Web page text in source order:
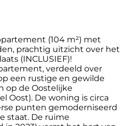
(104 m²) met
prachtig uitzicht over het
(INCLUSIEF)!
verdeeld over
een rustige en gewilde
op de Oostelijke
Oost). De woning is circa
punten gemoderniseerd
staat. De ruime